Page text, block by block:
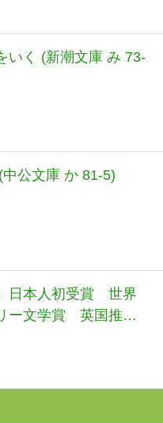
いく (新潮文庫 み 73-
公文庫 か 81-5)
日本人初受賞 世界
ー文学賞 英国推理
賞） (河出文庫 お 46-